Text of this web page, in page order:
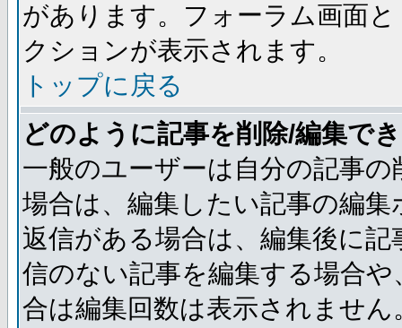
があります。フォーラム画面
クションが表示されます。
トップに戻る
どのように記事を削除/編集で
一般のユーザーは自分の記事
場合は、編集したい記事の編
返信がある場合は、編集後に
信のない記事を編集する場合
合は編集回数は表示されませ